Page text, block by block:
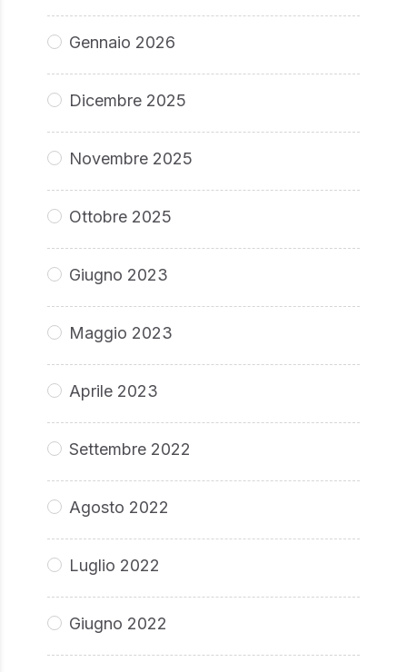
Gennaio 2026
Dicembre 2025
Novembre 2025
Ottobre 2025
Giugno 2023
Maggio 2023
Aprile 2023
Settembre 2022
Agosto 2022
Luglio 2022
Giugno 2022